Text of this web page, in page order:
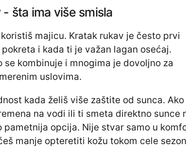
šta ima više smisla
majicu. Kratak rukav je često prvi
i kada ti je važan lagan osećaj.
kombinuje i mnogima je dovoljno za
uslovima.
kada želiš više zaštite od sunca. Ako
na vodi ili ti smeta direktno sunce
pametnija opcija. Nije stvar samo u
manje opteretiti kožu tokom cele